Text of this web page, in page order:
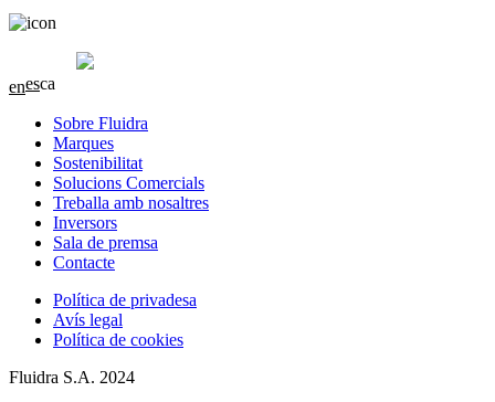
-0.12 (-0.59%)
enesca
Sobre Fluidra
Marques
Sostenibilitat
Solucions Comercials
Treballa amb nosaltres
Inversors
Sala de premsa
Contacte
Política de privadesa
Avís legal
Política de cookies
Fluidra S.A. 2024